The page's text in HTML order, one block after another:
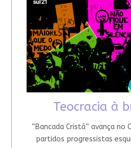
Teocracia à
“Bancada Cristã” avança no
partidos progressistas